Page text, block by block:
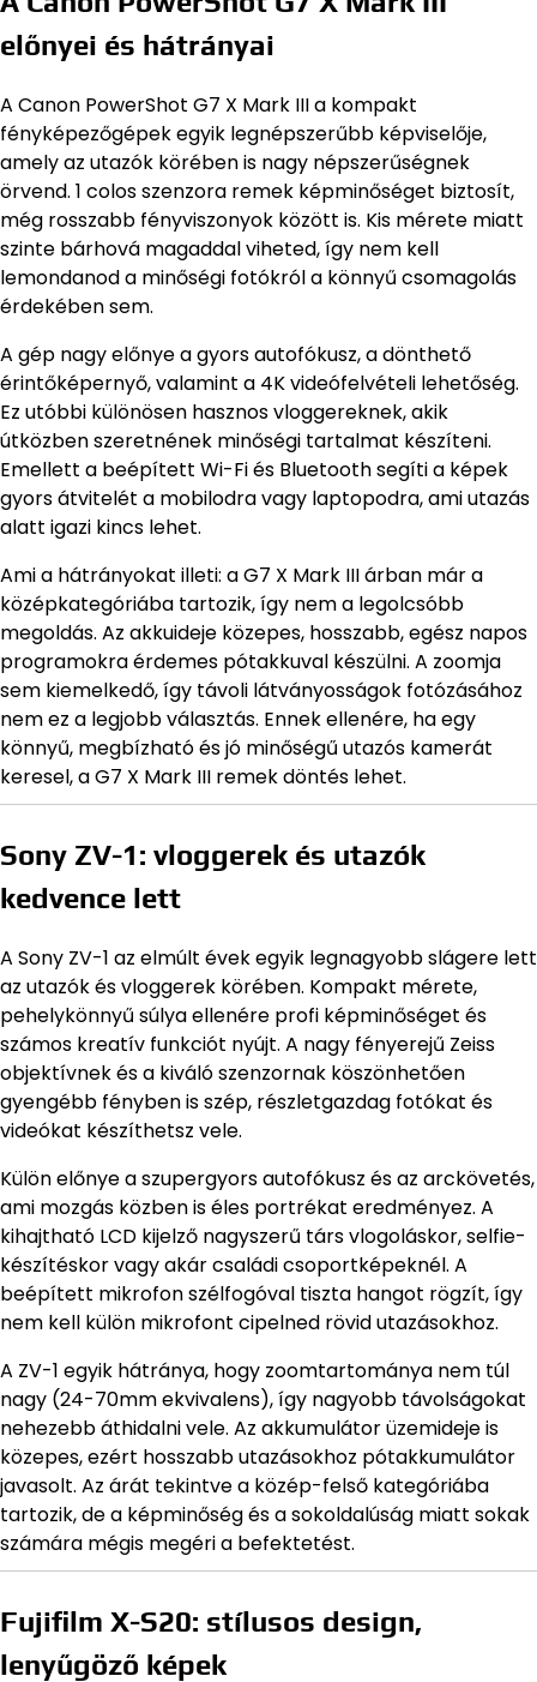
előnyei és hátrányai
A Canon PowerShot G7 X Mark III a kompakt
fényképezőgépek egyik legnépszerűbb képviselője,
amely az utazók körében is nagy népszerűségnek
örvend. 1 colos szenzora remek képminőséget biztosít,
még rosszabb fényviszonyok között is. Kis mérete miatt
szinte bárhová magaddal viheted, így nem kell
lemondanod a minőségi fotókról a könnyű csomagolás
érdekében sem.
A gép nagy előnye a gyors autofókusz, a dönthető
érintőképernyő, valamint a 4K videófelvételi lehetőség.
Ez utóbbi különösen hasznos vloggereknek, akik
útközben szeretnének minőségi tartalmat készíteni.
Emellett a beépített Wi-Fi és Bluetooth segíti a képek
gyors átvitelét a mobilodra vagy laptopodra, ami utazás
alatt igazi kincs lehet.
Ami a hátrányokat illeti: a G7 X Mark III árban már a
középkategóriába tartozik, így nem a legolcsóbb
megoldás. Az akkuideje közepes, hosszabb, egész napos
programokra érdemes pótakkuval készülni. A zoomja
sem kiemelkedő, így távoli látványosságok fotózásához
nem ez a legjobb választás. Ennek ellenére, ha egy
könnyű, megbízható és jó minőségű utazós kamerát
keresel, a G7 X Mark III remek döntés lehet.
Sony ZV-1: vloggerek és utazók
kedvence lett
A Sony ZV-1 az elmúlt évek egyik legnagyobb slágere lett
az utazók és vloggerek körében. Kompakt mérete,
pehelykönnyű súlya ellenére profi képminőséget és
számos kreatív funkciót nyújt. A nagy fényerejű Zeiss
objektívnek és a kiváló szenzornak köszönhetően
gyengébb fényben is szép, részletgazdag fotókat és
videókat készíthetsz vele.
Külön előnye a szupergyors autofókusz és az arckövetés,
ami mozgás közben is éles portrékat eredményez. A
kihajtható LCD kijelző nagyszerű társ vlogoláskor, selfie-
készítéskor vagy akár családi csoportképeknél. A
beépített mikrofon szélfogóval tiszta hangot rögzít, így
nem kell külön mikrofont cipelned rövid utazásokhoz.
A ZV-1 egyik hátránya, hogy zoomtartománya nem túl
nagy (24-70mm ekvivalens), így nagyobb távolságokat
nehezebb áthidalni vele. Az akkumulátor üzemideje is
közepes, ezért hosszabb utazásokhoz pótakkumulátor
javasolt. Az árát tekintve a közép-felső kategóriába
tartozik, de a képminőség és a sokoldalúság miatt sokak
számára mégis megéri a befektetést.
Fujifilm X-S20: stílusos design,
lenyűgöző képek